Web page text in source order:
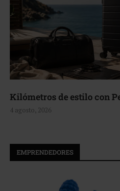
Aerie, texturas que fluyen
4 agosto, 2026
EMPRENDEDORES